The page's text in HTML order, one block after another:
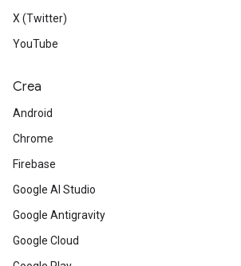
X (Twitter)
YouTube
Crea
Android
Chrome
Firebase
Google AI Studio
Google Antigravity
Google Cloud